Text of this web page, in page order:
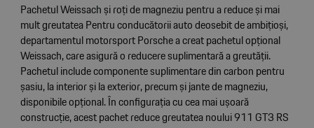
Pachetul Weissach și roți de magneziu pentru a reduce și mai
mult greutatea Pentru conducătorii auto deosebit de ambițioși,
departamentul motorsport Porsche a creat pachetul opțional
Weissach, care asigură o reducere suplimentară a greutății.
Pachetul include componente suplimentare din carbon pentru
șasiu, la interior și la exterior, precum și jante de magneziu,
disponibile opțional. În configurația cu cea mai ușoară
construcție, acest pachet reduce greutatea noului 911 GT3 RS